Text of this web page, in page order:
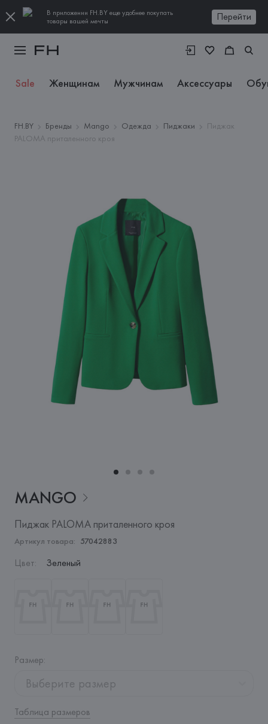
В приложении FH.BY еще удобнее покупать
товары вашей мечты
Перейти
Sale Женщинам Мужчинам Аксессуары
FH.BY Бренды Mango Одежда Пиджаки
Пиджак
PALOMA приталенного кроя
MANGO
Пиджак PALOMA приталенного кроя
Артикул товара: 57042883
Цвет: Зеленый
Размер:
Выберите размер
Таблица размеров